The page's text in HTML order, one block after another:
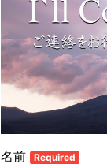
名前 Required